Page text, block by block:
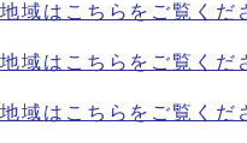
域はこちらをご覧くだ
域はこちらをご覧くだ
域はこちらをご覧くだ